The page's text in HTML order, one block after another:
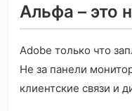
Альфа – это
Adobe только что
Не за панели
клиентские связи и